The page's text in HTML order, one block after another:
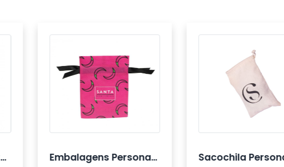
Bolsas Térmicas para Brinde Embalagens Personalizadas